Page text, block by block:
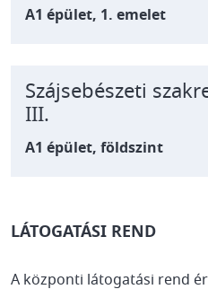
A1 épület, 1. emelet
Szájsebészeti
III.
A1 épület, földszint
LÁTOGATÁSI REND
A központi látogatási rend